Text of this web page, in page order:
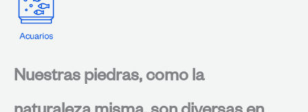
Nuestras piedras, como la